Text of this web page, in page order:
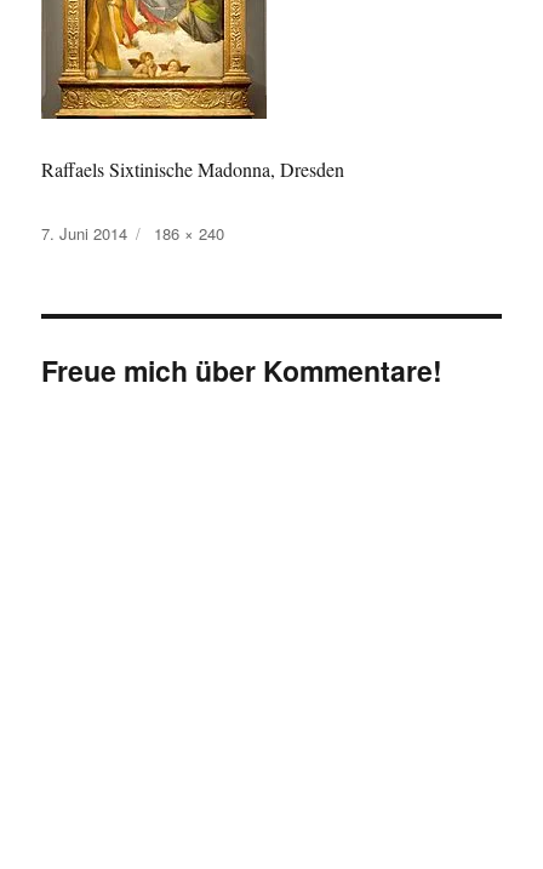
Raffaels Sixtinische Madonna, Dresden
Veröffentlicht
7. Juni 2014 Originalgröße
186 × 240
Freue mich über Kommentare!